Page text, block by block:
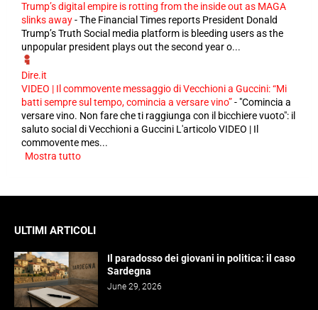
Trump’s digital empire is rotting from the inside out as MAGA
slinks away-The Financial Times reports President Donald
Trump’s Truth Social media platform is bleeding users as the
unpopular president plays out the second year o...
Dire.it
VIDEO | Il commovente messaggio di Vecchioni a Guccini: “Mi
batti sempre sul tempo, comincia a versare vino”- "Comincia a
versare vino. Non fare che ti raggiunga con il bicchiere vuoto": il
saluto social di Vecchioni a Guccini L'articolo VIDEO | Il
commovente mes...
Mostra tutto
ULTIMI ARTICOLI
Il paradosso dei giovani in politica: il caso
Sardegna
June 29, 2026